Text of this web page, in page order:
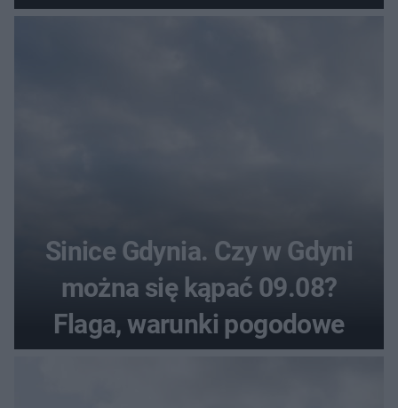
pogodowe
Sinice Gdynia. Czy w Gdyni
można się kąpać 09.08?
Flaga, warunki pogodowe